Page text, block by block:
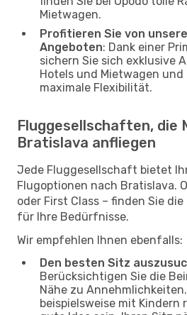
Mietwagen.
Profitieren Sie von
Angeboten: Dank einer
sichern Sie sich exklusive
Hotels und Mietwagen und
maximale Flexibilität.
Fluggesellschaften, die
Bratislava anfliegen
Jede Fluggesellschaft bietet
Flugoptionen nach Bratislava.
oder First Class – finden Sie
für Ihre Bedürfnisse.
Wir empfehlen Ihnen ebenfalls:
Den besten Sitz
Berücksichtigen Sie die
Nähe zu
beispielsweise mit Kindern